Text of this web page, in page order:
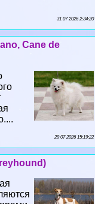
31 07 2026 2:34:20
Cane de
29 07 2026 15:19:22